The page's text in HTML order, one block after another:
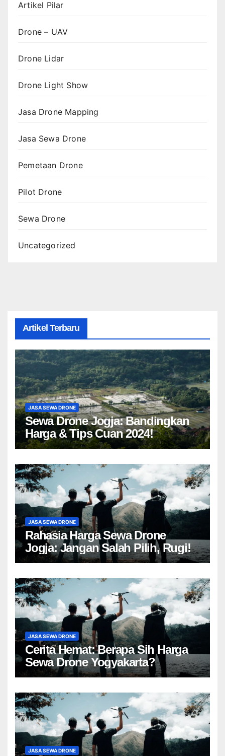
Artikel Pilar
Drone – UAV
Drone Lidar
Drone Light Show
Jasa Drone Mapping
Jasa Sewa Drone
Pemetaan Drone
Pilot Drone
Sewa Drone
Uncategorized
Artikel Terbaru
JASA SEWA DRONE
Sewa Drone Jogja: Bandingkan
Harga & Tips Cuan 2024!
JASA SEWA DRONE
Rahasia Harga Sewa Drone
Jogja: Jangan Salah Pilih, Rugi!
JASA SEWA DRONE
Cerita Hemat: Berapa Sih Harga
Sewa Drone Yogyakarta?
JASA SEWA DRONE